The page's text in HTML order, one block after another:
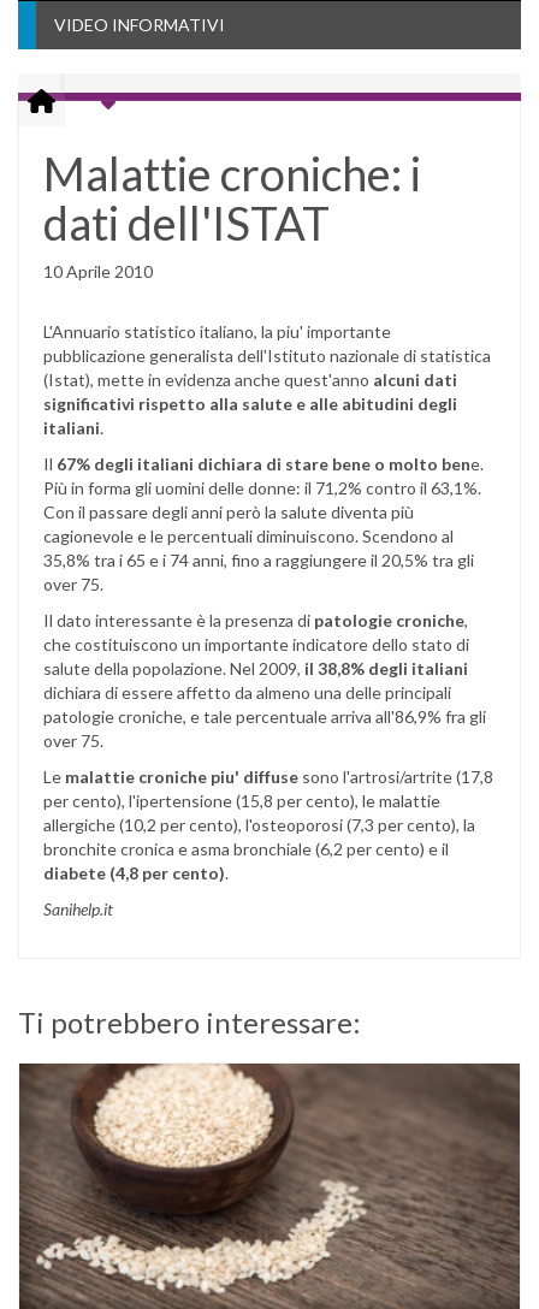
VIDEO INFORMATIVI
Malattie croniche: i
dati dell'ISTAT
10 Aprile 2010
L'Annuario statistico italiano, la piu' importante
pubblicazione generalista dell'Istituto nazionale di statistica
(Istat), mette in evidenza anche quest'anno alcuni dati
significativi rispetto alla salute e alle abitudini degli
italiani.
Il 67% degli italiani dichiara di stare bene o molto bene.
Più in forma gli uomini delle donne: il 71,2% contro il 63,1%.
Con il passare degli anni però la salute diventa più
cagionevole e le percentuali diminuiscono. Scendono al
35,8% tra i 65 e i 74 anni, fino a raggiungere il 20,5% tra gli
over 75.
Il dato interessante è la presenza di patologie croniche,
che costituiscono un importante indicatore dello stato di
salute della popolazione. Nel 2009, il 38,8% degli italiani
dichiara di essere affetto da almeno una delle principali
patologie croniche, e tale percentuale arriva all'86,9% fra gli
over 75.
Le malattie croniche piu' diffuse sono l'artrosi/artrite (17,8
per cento), l'ipertensione (15,8 per cento), le malattie
allergiche (10,2 per cento), l'osteoporosi (7,3 per cento), la
bronchite cronica e asma bronchiale (6,2 per cento) e il
diabete (4,8 per cento).
Sanihelp.it
Ti potrebbero interessare: